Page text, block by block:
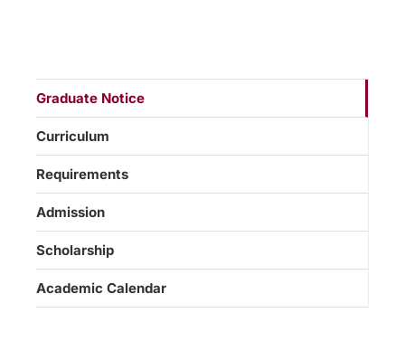
Graduate Notice
Curriculum
Requirements
Admission
Scholarship
Academic Calendar